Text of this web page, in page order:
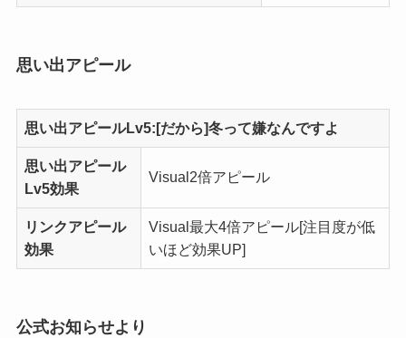
思い出アピール
思い出アピールLv5:[だから]冬って嫌なんですよ
思い出アピール
Lv5効果
Visual 2倍アピール
リンクアピール
効果
Visual 最大4倍アピール[注目度が低
いほど効果UP]
公式お知らせより